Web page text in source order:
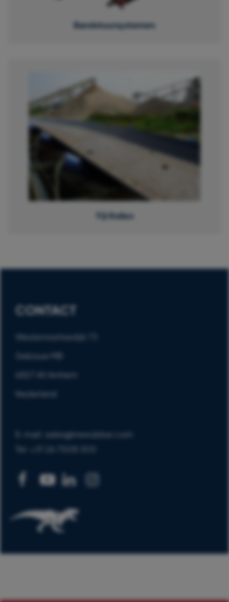
Bandstuursystemen
TQ Rollen
CONTACT
Westervoortsedijk 73
Gebouw MB
6827 AV Arnhem
Nederland
E-mail: sales@trexrubber.com